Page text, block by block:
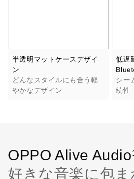
半透明マットケースデザイ
ン
どんなスタイルにも合う軽
やかなデザイン
低遅
シー
続性
OPPO Alive
好きな音楽に包ま